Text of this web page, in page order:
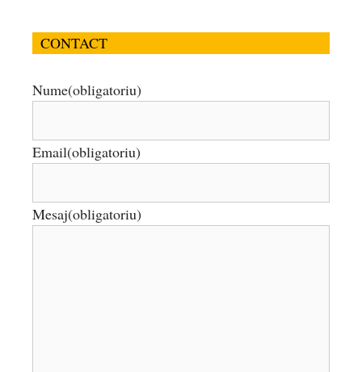
CONTACT
Nume(obligatoriu)
Email(obligatoriu)
Mesaj(obligatoriu)